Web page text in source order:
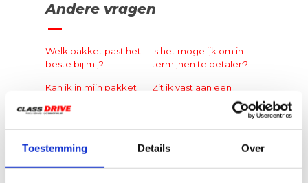
Toestemming Details Over
Andere vragen
Welk pakket past het
beste bij mij?
Is het mogelijk om in
termijnen te betalen?
Kan ik in mijn pakket
Tussentijdsetoets(TTT)
Zit ik vast aan een